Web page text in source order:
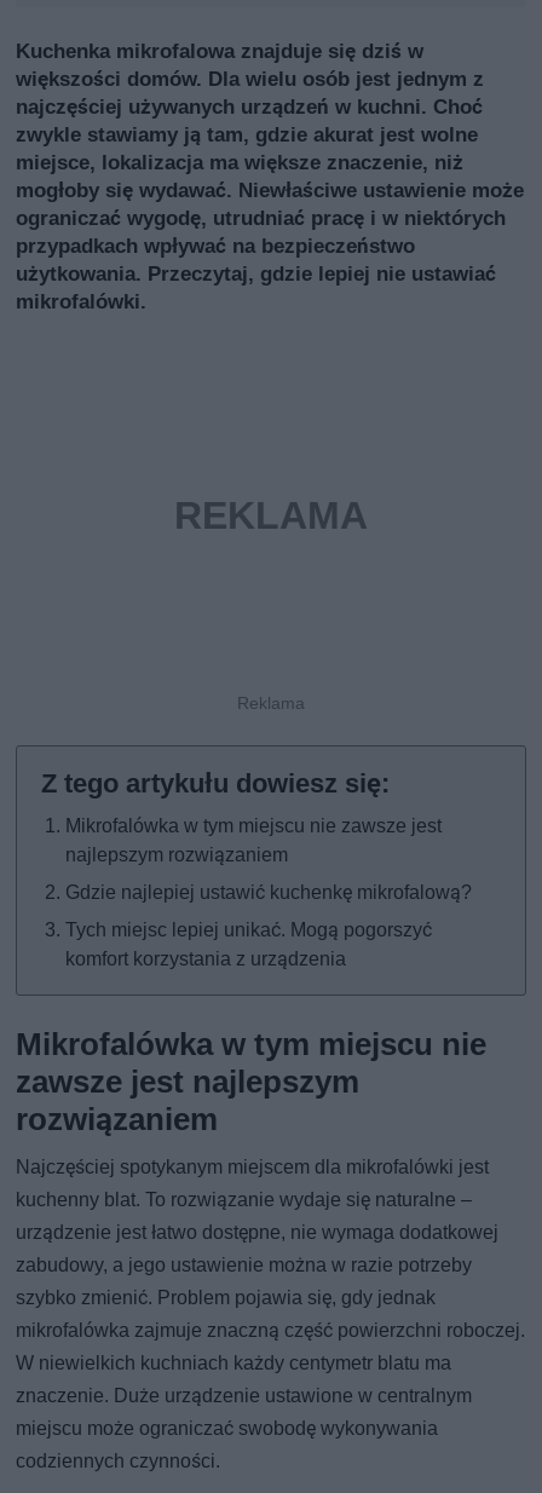
Kuchenka mikrofalowa znajduje się dziś w
większości domów. Dla wielu osób jest jednym z
najczęściej używanych urządzeń w kuchni. Choć
zwykle stawiamy ją tam, gdzie akurat jest wolne
miejsce, lokalizacja ma większe znaczenie, niż
mogłoby się wydawać. Niewłaściwe ustawienie może
ograniczać wygodę, utrudniać pracę i w niektórych
przypadkach wpływać na bezpieczeństwo
użytkowania. Przeczytaj, gdzie lepiej nie ustawiać
mikrofalówki.
Mikrofalówka w tym miejscu nie zawsze jest
najlepszym rozwiązaniem
Gdzie najlepiej ustawić kuchenkę mikrofalową?
Tych miejsc lepiej unikać. Mogą pogorszyć
komfort korzystania z urządzenia
Mikrofalówka w tym miejscu nie
zawsze jest najlepszym
rozwiązaniem
Najczęściej spotykanym miejscem dla mikrofalówki jest
kuchenny blat. To rozwiązanie wydaje się naturalne –
urządzenie jest łatwo dostępne, nie wymaga dodatkowej
zabudowy, a jego ustawienie można w razie potrzeby
szybko zmienić. Problem pojawia się, gdy jednak
mikrofalówka zajmuje znaczną część powierzchni roboczej.
W niewielkich kuchniach każdy centymetr blatu ma
znaczenie. Duże urządzenie ustawione w centralnym
miejscu może ograniczać swobodę wykonywania
codziennych czynności.